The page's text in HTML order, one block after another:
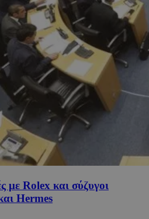
με Rolex και σύζυγοι
Hermes